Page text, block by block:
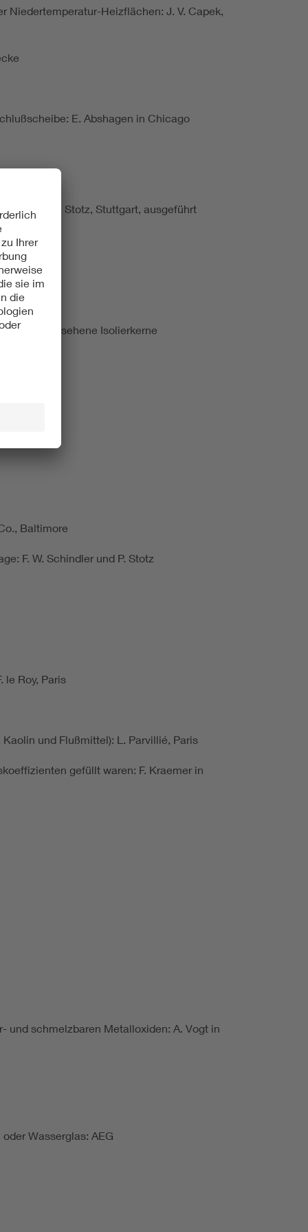
Niedertemperatur-Heizflächen: J. V. Capek,
E. Abshagen in Chicago
von P. Stotz, Stuttgart, ausgeführt
Rillen versehene Isolierkerne
Baltimore
F. W. Schindler und P. Stotz
le Roy, Paris
und Flußmittel): L. Parvillié, Paris
gefüllt waren: F. Kraemer in
und schmelzbaren Metalloxiden: A. Vogt in
Wasserglas: AEG